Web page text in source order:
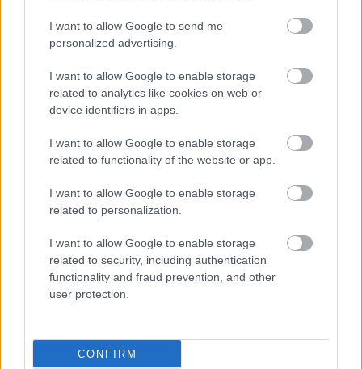
I want to allow Google to send me
personalized advertising.
I want to allow Google to enable storage
related to analytics like cookies on web or
device identifiers in apps.
I want to allow Google to enable storage
related to functionality of the website or app.
I want to allow Google to enable storage
related to personalization.
I want to allow Google to enable storage
related to security, including authentication
functionality and fraud prevention, and other
user protection.
CONFIRM